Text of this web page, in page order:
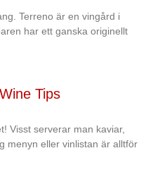
Terreno är en vingård i
har ett ganska originellt
Tips
Visst serverar man kaviar,
menyn eller vinlistan är alltför